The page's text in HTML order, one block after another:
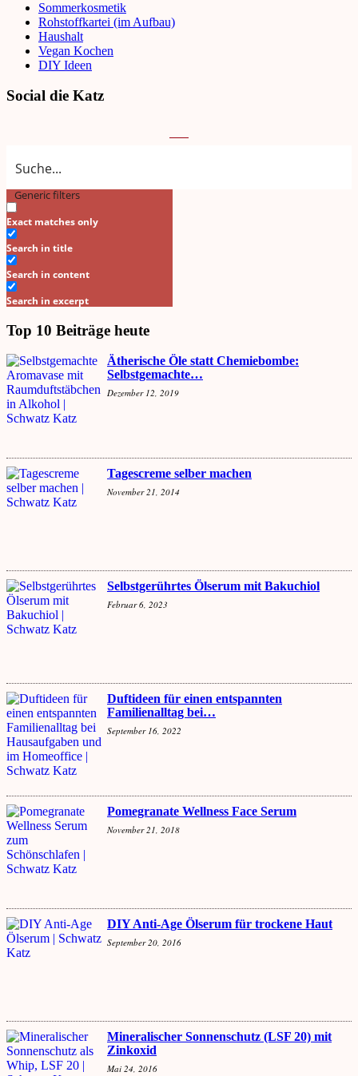
Sommerkosmetik
Rohstoffkartei (im Aufbau)
Haushalt
Vegan Kochen
DIY Ideen
Social die Katz
Generic filters
Exact matches only
Search in title
Search in content
Search in excerpt
Top 10 Beiträge heute
Ätherische Öle statt Chemiebombe:
Selbstgemachte…
Dezember 12, 2019
Tagescreme selber machen
November 21, 2014
Selbstgerührtes Ölserum mit Bakuchiol
Februar 6, 2023
Duftideen für einen entspannten
Familienalltag bei…
September 16, 2022
Pomegranate Wellness Face Serum
November 21, 2018
DIY Anti-Age Ölserum für trockene Haut
September 20, 2016
Mineralischer Sonnenschutz (LSF 20) mit
Zinkoxid
Mai 24, 2016